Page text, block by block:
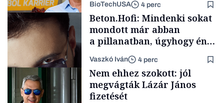
Magyar cégek
Content Lab HUB
BioTechUSA 4 perc
Beton.Hofi: Mindenki sokat
mondott már abban
a pillanatban, úgyhogy én
a legsarkosabb
gondolataimat akartam
kimondani
Vaszkó Iván 4 perc
Nem ehhez szokott: jól
megvágták Lázár János
fizetését